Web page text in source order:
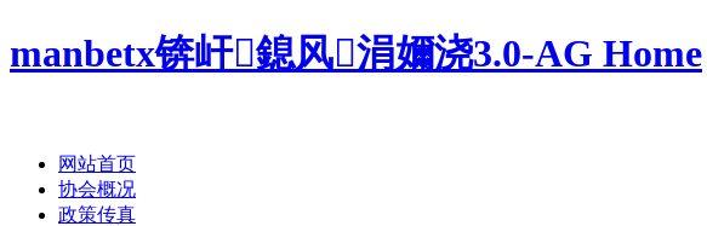
manbetx锛屽鎴风涓嬭浇3.0-AG Home
网站首页
协会概况
政策传真